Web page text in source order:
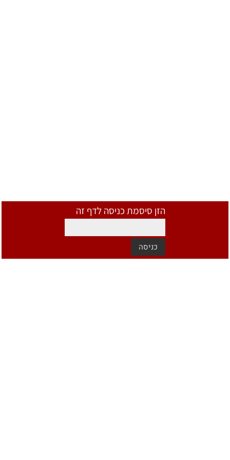
הזן סיסמת כניסה לדף זה